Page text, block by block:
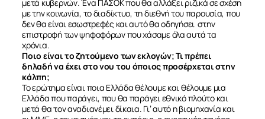
μετά κυβερνών. Ένα ΠΑΣΟΚ που θα αλλάξει ριζικά σε σχέση
με την κοινωνία, το διαδίκτυο, τη διεθνή του παρουσία, που
δεν θα είναι εσωστρεφές και αυτό θα οδηγήσει στην
επιστροφή των ψηφοφόρων που χάσαμε όλα αυτά τα
χρόνια.
Ποιο είναι το ζητούμενο των εκλογών; Τι πρέπει
δηλαδή να έχει στο νου του όποιος προσέρχεται στην
κάλπη;
Το ερώτημα είναι ποια Ελλάδα θέλουμε και θέλουμε μια
Ελλάδα που παράγει, που θα παράγει εθνικό πλούτο και
μετά θα τον αναδιανέμει δίκαια. Γι’ αυτό η βιομηχανία και